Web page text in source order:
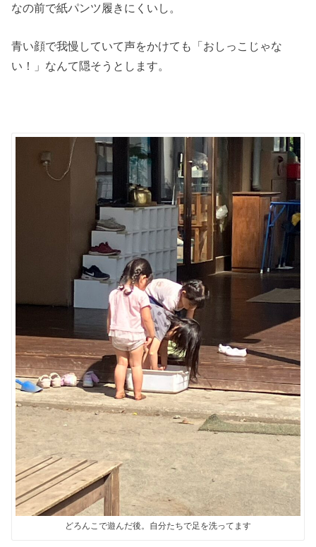
なの前で紙パンツ履きにくいし。
青い顔で我慢していて声をかけても「おしっこじゃな
い！」なんて隠そうとします。
どろんこで遊んだ後。自分たちで足を洗ってます